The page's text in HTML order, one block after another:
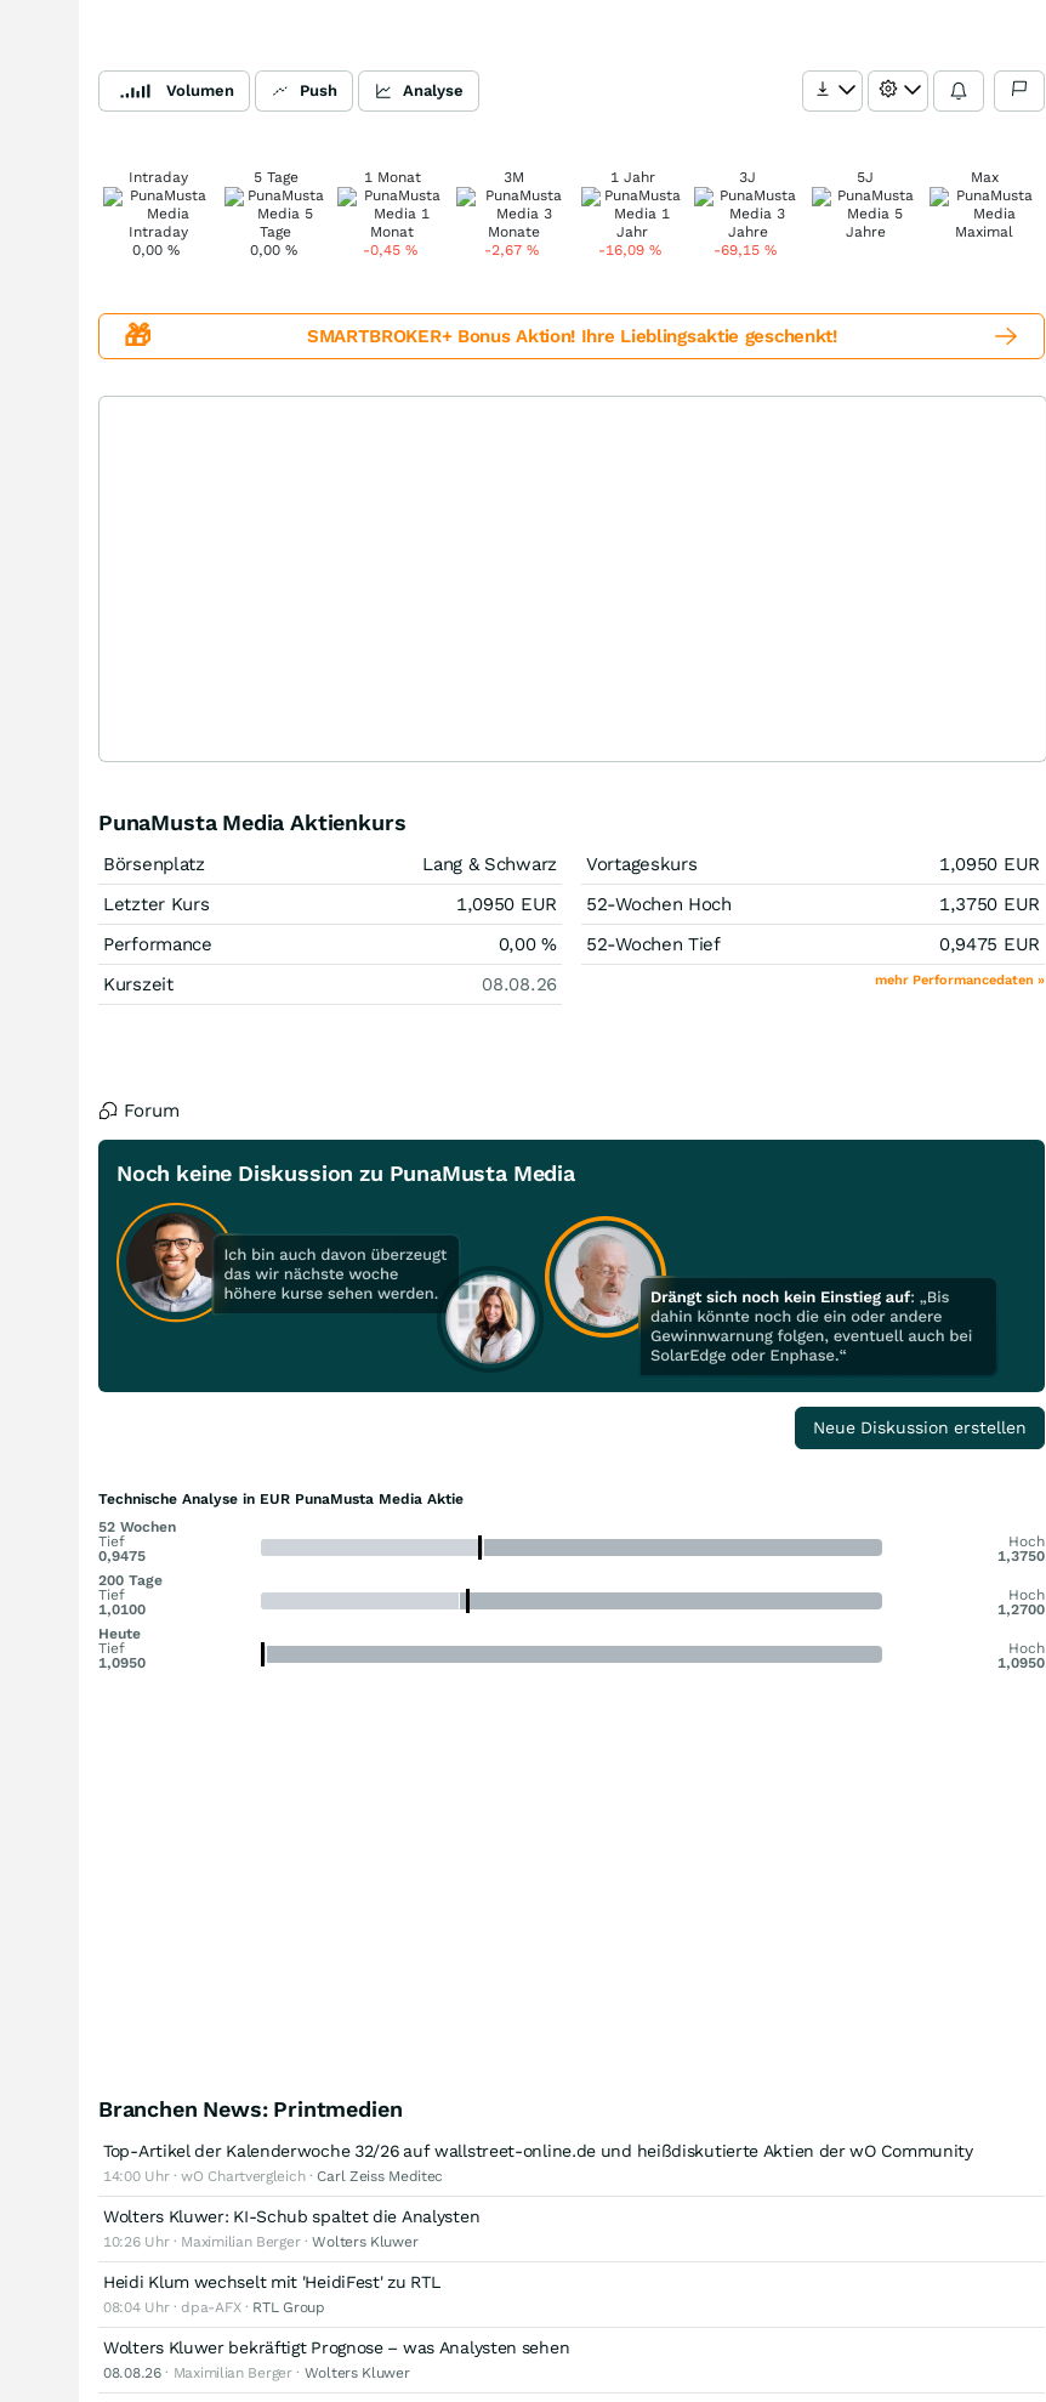
Volumen Push Analyse
Intraday
0,00%
5 Tage
0,00 %
1 Monat
-0,45 %
3M
-2,67%
1 Jahr
-16,09%
3J
-69,15%
5J Max
🎁 SMARTBROKER+ Bonus Aktion! Ihre Lieblingsaktie geschenkt!
PunaMusta Media Aktienkurs
Börsenplatz
Lang & Schwarz
Letzter Kurs
1,0950 EUR
Performance
0,00%
Kurszeit
08.08.26
Vortageskurs 1,0950 EUR
52-Wochen Hoch
1,3750 EUR
52-Wochen Tief
0,9475 EUR
mehr Performancedaten »
Forum
Noch keine Diskussion zu PunaMusta Media
Neue Diskussion erstellen
Technische Analyse in EUR PunaMusta Media Aktie
52 Wochen
Tief
0,9475
Hoch
1,3750
200 Tage
Tief
1,0100
Hoch
1,2700
Heute
Tief
1,0950
Hoch
1,0950
Branchen News: Printmedien
Top-Artikel der Kalenderwoche 32/26 auf wallstreet-online.de und heißdiskutierte Aktien der wO Community
14:00 Uhr · wO Chartvergleich ·Carl Zeiss Meditec
Wolters Kluwer: KI-Schub spaltet die Analysten
10:26 Uhr · Maximilian Berger ·Wolters Kluwer
Heidi Klum wechselt mit 'HeidiFest' zu RTL
08:04 Uhr · dpa-AFX · RTL Group
Wolters Kluwer bekräftigt Prognose – was Analysten sehen
08.08.26· Maximilian Berger · Wolters Kluwer